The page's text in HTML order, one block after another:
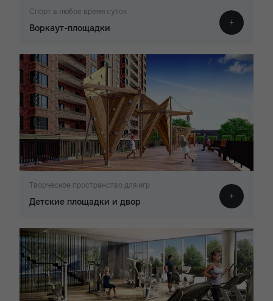
Спорт в любое время суток
Воркаут-площадки
Творческое пространство для игр
Детские площадки и двор